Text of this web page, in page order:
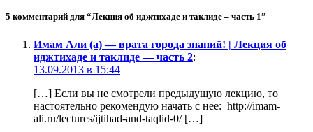
5 комментарий для “Лекция об иджтихаде и таклиде – часть 1”
Имам Али (а) — врата города знаний! | Лекция об
иджтихаде и таклиде — часть 2:
13.09.2013 в 15:44
[…] Если вы не смотрели предыдущую лекцию, то
настоятельно рекомендую начать с нее: http://imam-
ali.ru/lectures/ijtihad-and-taqlid-0/ […]